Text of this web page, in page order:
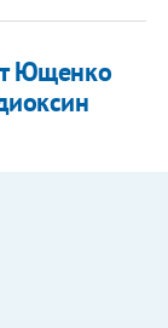
Ющенко